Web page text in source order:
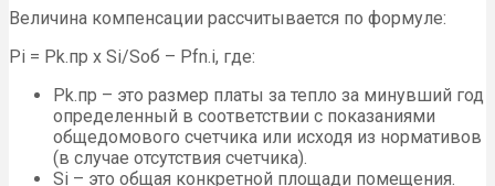
Величина компенсации рассчитывается по формуле:
Pi = Pk.пр x Si/Sоб – Pfn.i, где:
Pk.пр – это размер платы за тепло за минувший год
определенный в соответствии с показаниями
общедомового счетчика или исходя из нормативов
(в случае отсутствия счетчика).
Si – это общая конкретной площади помещения.